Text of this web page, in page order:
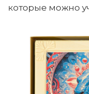
которые можно